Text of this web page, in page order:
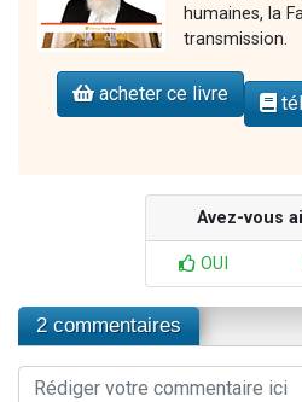
humaines, la
transmission.
acheter ce livre
Avez-vous
OUI
2 commentaires